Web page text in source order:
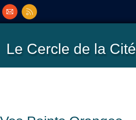
Le Cercle de la Cité